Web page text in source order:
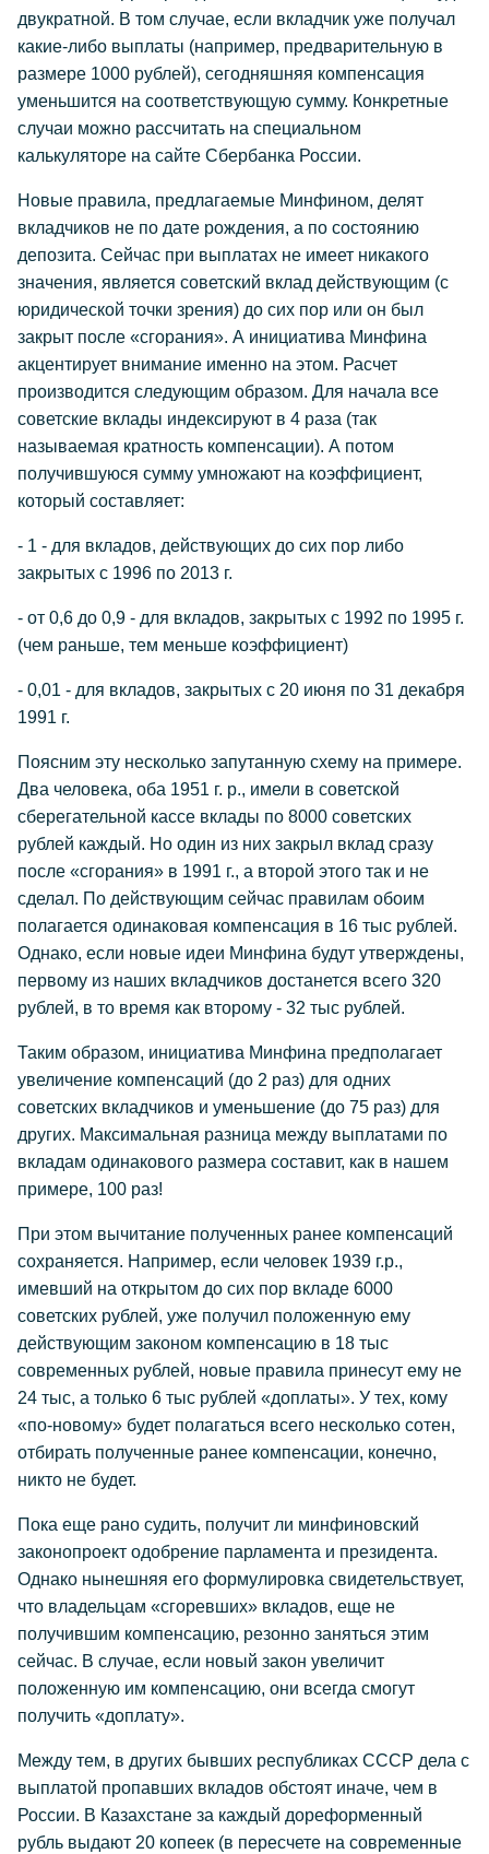
двукратной. В том случае, если вкладчик уже получал
какие-либо выплаты (например, предварительную в
размере 1000 рублей), сегодняшняя компенсация
уменьшится на соответствующую сумму. Конкретные
случаи можно рассчитать на специальном
калькуляторе на сайте Сбербанка России.
Новые правила, предлагаемые Минфином, делят
вкладчиков не по дате рождения, а по состоянию
депозита. Сейчас при выплатах не имеет никакого
значения, является советский вклад действующим (с
юридической точки зрения) до сих пор или он был
закрыт после «сгорания». А инициатива Минфина
акцентирует внимание именно на этом. Расчет
производится следующим образом. Для начала все
советские вклады индексируют в 4 раза (так
называемая кратность компенсации). А потом
получившуюся сумму умножают на коэффициент,
который составляет:
- 1 - для вкладов, действующих до сих пор либо
закрытых с 1996 по 2013 г.
- от 0,6 до 0,9 - для вкладов, закрытых с 1992 по 1995 г.
(чем раньше, тем меньше коэффициент)
- 0,01 - для вкладов, закрытых с 20 июня по 31 декабря
1991 г.
Поясним эту несколько запутанную схему на примере.
Два человека, оба 1951 г. р., имели в советской
сберегательной кассе вклады по 8000 советских
рублей каждый. Но один из них закрыл вклад сразу
после «сгорания» в 1991 г., а второй этого так и не
сделал. По действующим сейчас правилам обоим
полагается одинаковая компенсация в 16 тыс рублей.
Однако, если новые идеи Минфина будут утверждены,
первому из наших вкладчиков достанется всего 320
рублей, в то время как второму - 32 тыс рублей.
Таким образом, инициатива Минфина предполагает
увеличение компенсаций (до 2 раз) для одних
советских вкладчиков и уменьшение (до 75 раз) для
других. Максимальная разница между выплатами по
вкладам одинакового размера составит, как в нашем
примере, 100 раз!
При этом вычитание полученных ранее компенсаций
сохраняется. Например, если человек 1939 г.р.,
имевший на открытом до сих пор вкладе 6000
советских рублей, уже получил положенную ему
действующим законом компенсацию в 18 тыс
современных рублей, новые правила принесут ему не
24 тыс, а только 6 тыс рублей «доплаты». У тех, кому
«по-новому» будет полагаться всего несколько сотен,
отбирать полученные ранее компенсации, конечно,
никто не будет.
Пока еще рано судить, получит ли минфиновский
законопроект одобрение парламента и президента.
Однако нынешняя его формулировка свидетельствует,
что владельцам «сгоревших» вкладов, еще не
получившим компенсацию, резонно заняться этим
сейчас. В случае, если новый закон увеличит
положенную им компенсацию, они всегда смогут
получить «доплату».
Между тем, в других бывших республиках СССР дела с
выплатой пропавших вкладов обстоят иначе, чем в
России. В Казахстане за каждый дореформенный
рубль выдают 20 копеек (в пересчете на современные